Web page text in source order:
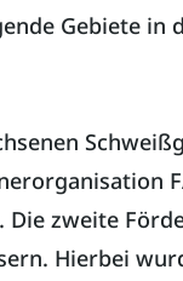
Gebiete in
zweite
Hierbei